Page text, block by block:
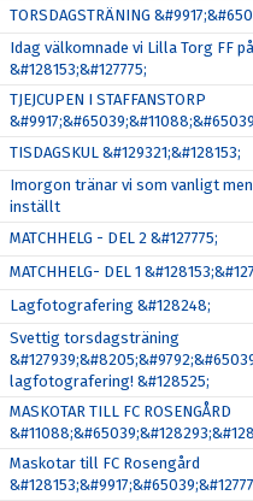
TORSDAGSTRÄNING
Idag välkomnade vi Lilla Torg FF
&#128153;&#127775;
TJEJCUPEN I STAFFANSTORP
TISDAGSKUL &#129321;&#128153;
Imorgon tränar vi som vanligt
inställt
MATCHHELG - DEL 2 &#127775;
MATCHHELG- DEL 1
Lagfotografering &#128248;
Svettig torsdagsträning
lagfotografering! &#128525;
MASKOTAR TILL FC ROSENGÅRD
Maskotar till FC Rosengård